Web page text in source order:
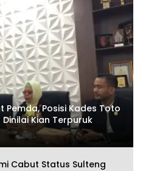
Pemda, Posisi Kades Toto
Kian Terpuruk
Cabut Status Sulteng